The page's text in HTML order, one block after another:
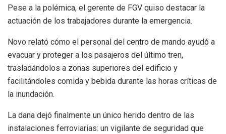
Pese a la polémica, el gerente de FGV quiso destacar la
actuación de los trabajadores durante la emergencia.
Novo relató cómo el personal del centro de mando ayudó a
evacuar y proteger a los pasajeros del último tren,
trasladándolos a zonas superiores del edificio y
facilitándoles comida y bebida durante las horas críticas de
la inundación.
La dana dejó finalmente un único herido dentro de las
instalaciones ferroviarias: un vigilante de seguridad que